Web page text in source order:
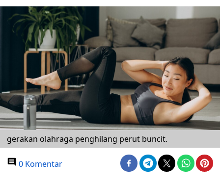
gerakan olahraga penghilang perut buncit.
0 Komentar